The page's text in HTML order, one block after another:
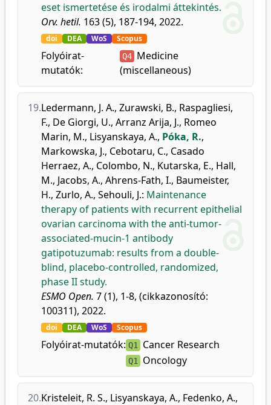
eset ismertetése és irodalmi áttekintés.
Orv. hetil. 163 (5), 187-194, 2022.
doi DEA WoS Scopus
Folyóirat-
mutatók:
Q4 Medicine
(miscellaneous)
19.Ledermann, J. A., Zurawski, B., Raspagliesi,
F., De Giorgi, U., Arranz Arija, J., Romeo
Marin, M., Lisyanskaya, A., Póka, R.,
Markowska, J., Cebotaru, C., Casado
Herraez, A., Colombo, N., Kutarska, E., Hall,
M., Jacobs, A., Ahrens-Fath, I., Baumeister,
H., Zurlo, A., Sehouli, J.: Maintenance
therapy of patients with recurrent epithelial
ovarian carcinoma with the anti-tumor-
associated-mucin-1 antibody
gatipotuzumab: results from a double-
blind, placebo-controlled, randomized,
phase II study.
ESMO Open. 7 (1), 1-8, (cikkazonosító:
100311), 2022.
doi DEA WoS Scopus
Folyóirat-mutatók: Q1 Cancer Research
Q1 Oncology
20.Kristeleit, R. S., Lisyanskaya, A., Fedenko, A.,